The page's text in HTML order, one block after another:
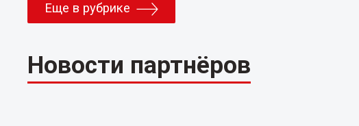
Еще в рубрике
Новости партнёров